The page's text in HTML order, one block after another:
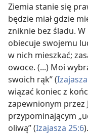
Ziemia stanie się
będzie miał gdzie
zniknie bez śladu.
obiecuje swojemu
w nich mieszkać;
owoce. (...) Moi
swoich rąk” (
wiązać koniec z
zapewnionym przez
przypominającym
oliwą” (Izajasza 25:6).